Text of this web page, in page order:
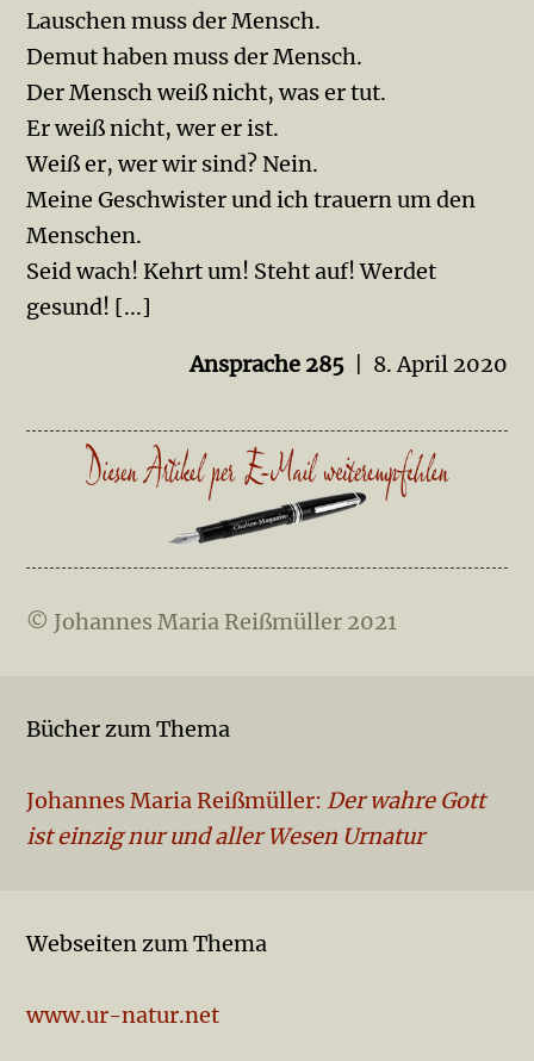
Lauschen muss der Mensch.
Demut haben muss der Mensch.
Der Mensch weiß nicht, was er tut.
Er weiß nicht, wer er ist.
Weiß er, wer wir sind? Nein.
Meine Geschwister und ich trauern um den
Menschen.
Seid wach! Kehrt um! Steht auf! Werdet
gesund! [...]
Ansprache 285 | 8. April 2020
© Johannes Maria Reißmüller 2021
Bücher zum Thema
Johannes Maria Reißmüller: Der wahre Gott
ist einzig nur und aller Wesen Urnatur
Webseiten zum Thema
www.ur-natur.net